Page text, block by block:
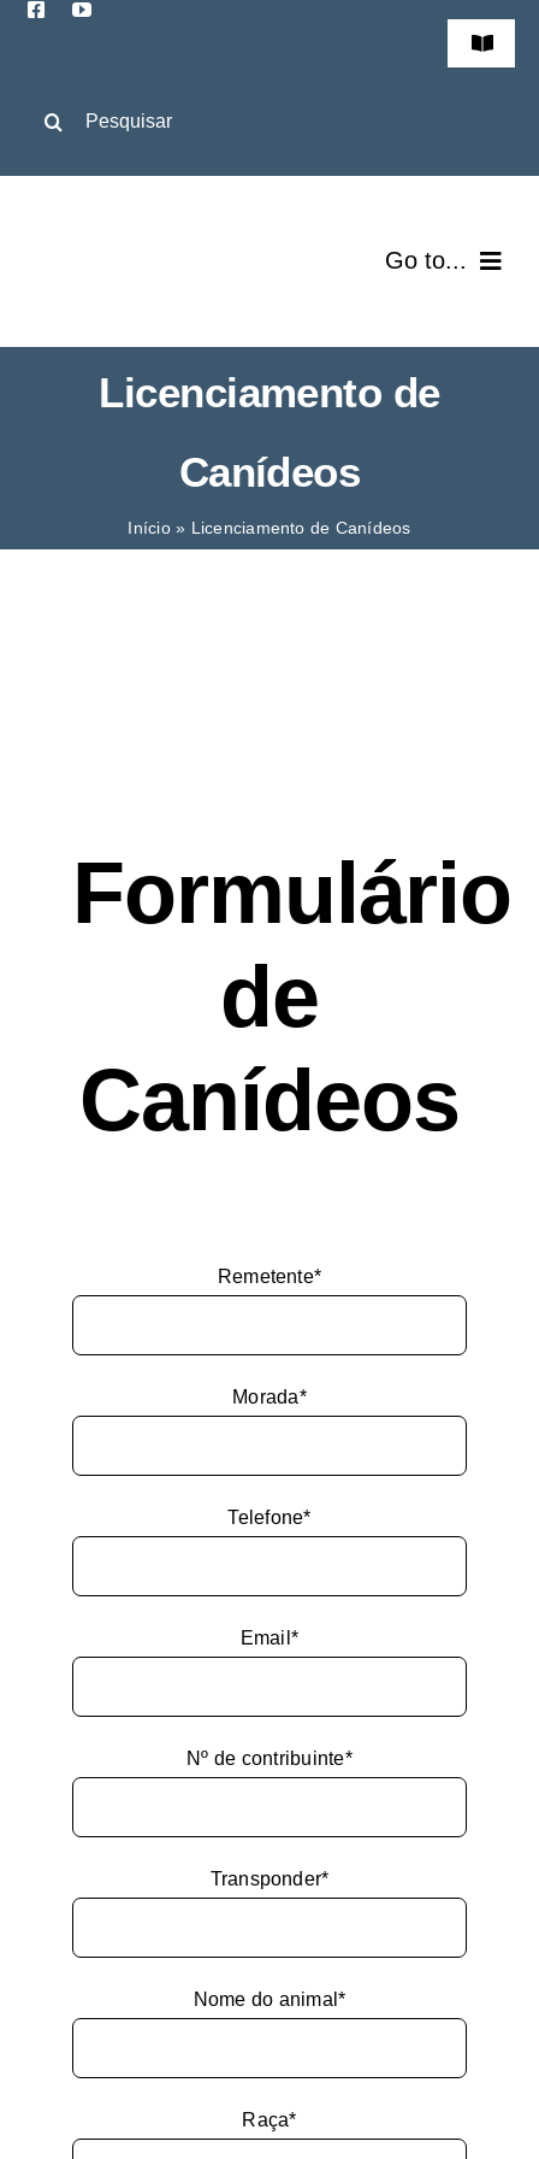
Skip
Toggle
Go to...
Junta
Assembleia
Serviços
Licenciamento de
Canídeos
Início» Licenciamento de Canídeos
Formulário
de
Canídeos
Remetente*
Morada*
Telefone*
Email*
Nº de contribuinte*
Transponder*
Nome do animal*
Raça*